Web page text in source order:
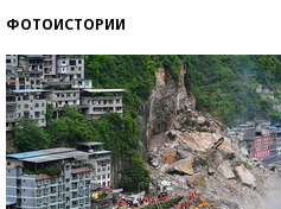
ФОТОИСТОРИИ